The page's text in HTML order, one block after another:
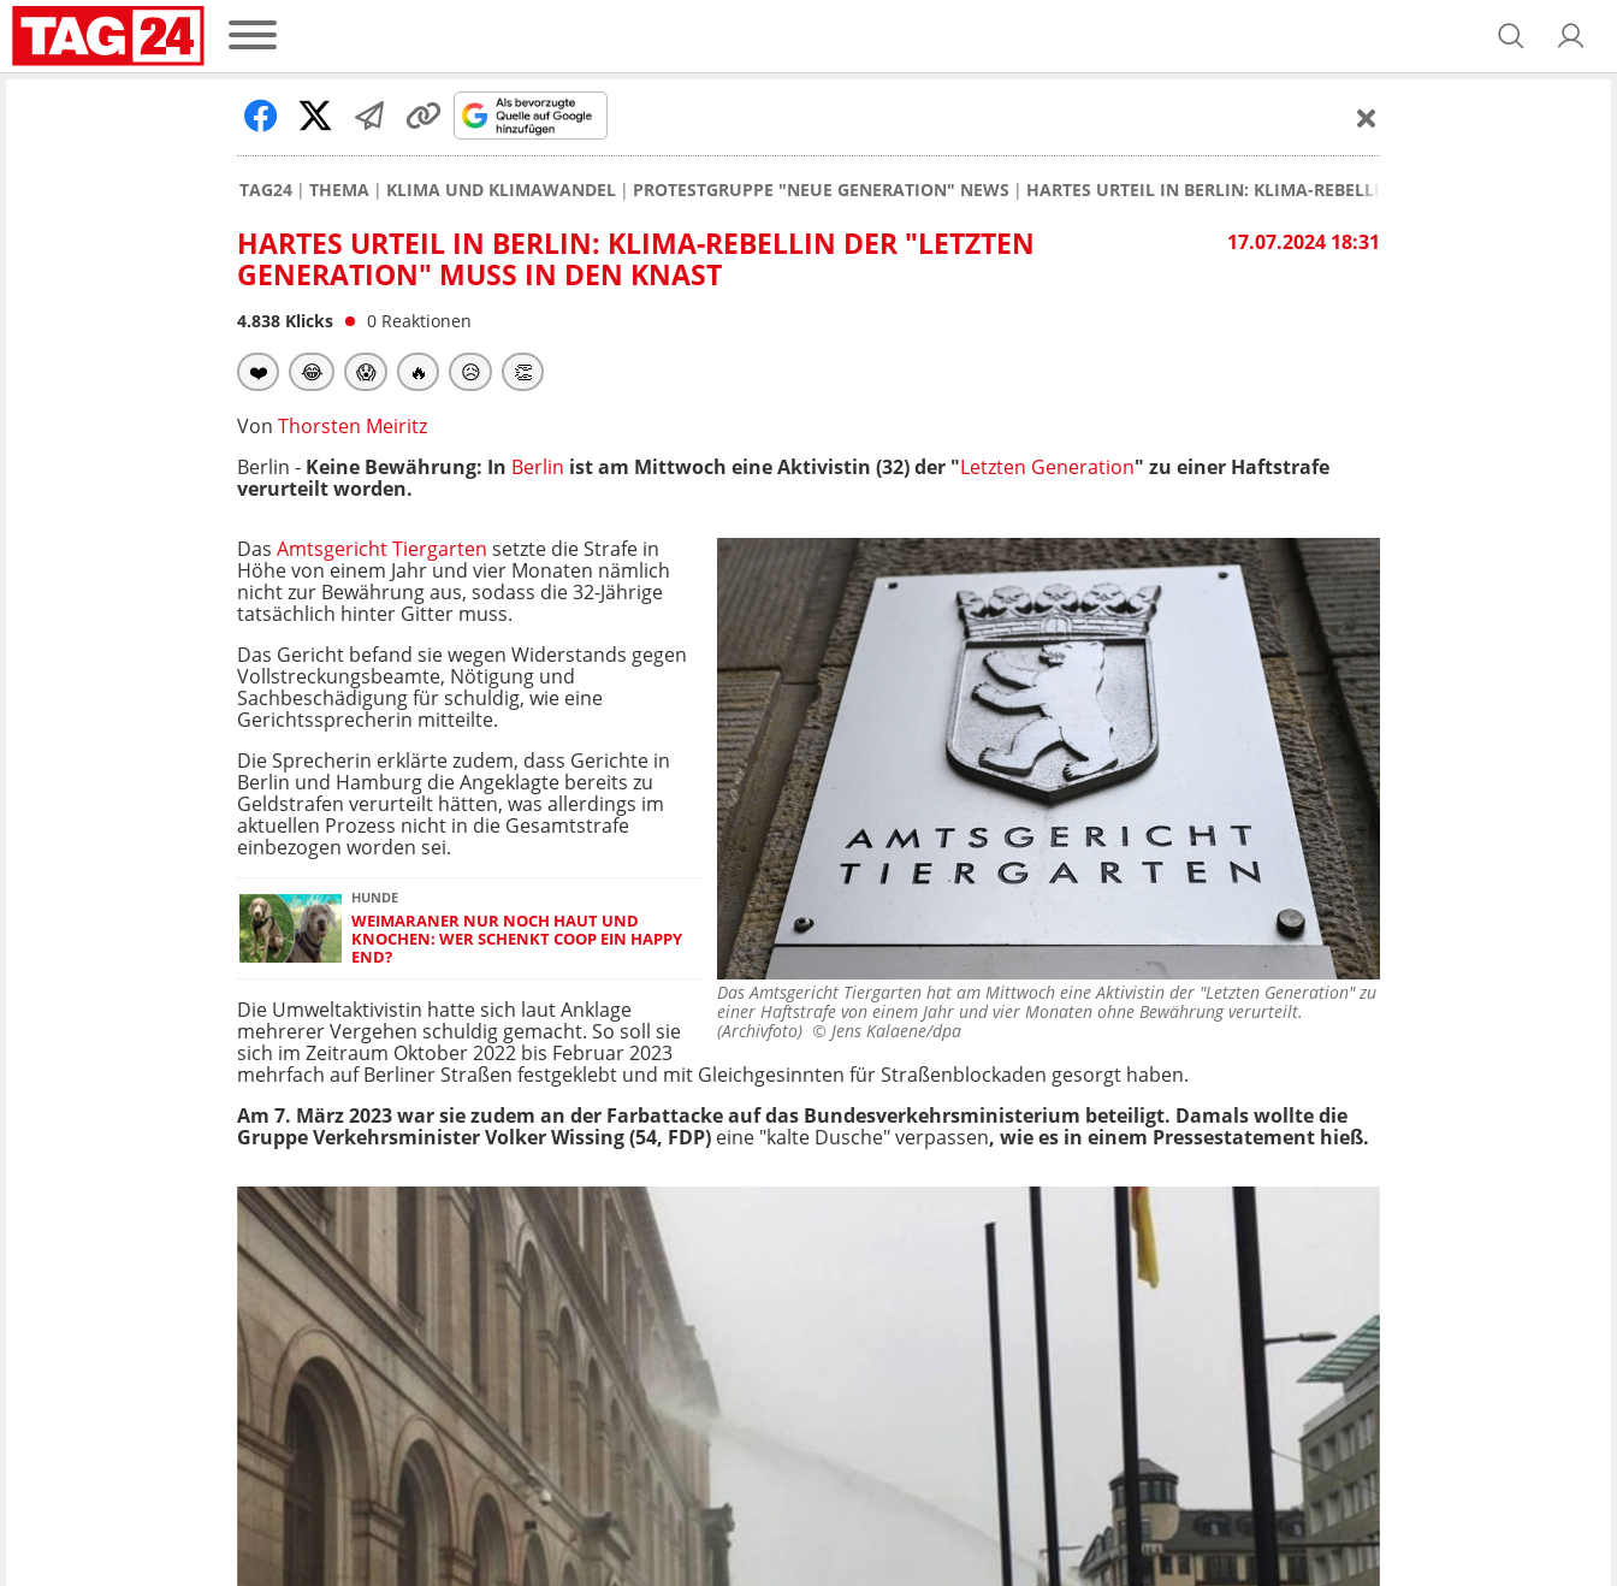
TAG24 THEMA KLIMA UND KLIMAWANDEL PROTESTGRUPPE "NEUE GENERATION" NEWS HARTES URTEIL IN BERLIN: KLIMA-REBELLIN DER "LETZTEN
17.07.2024 18:31
HARTES URTEIL IN BERLIN: KLIMA-REBELLIN DER "LETZTEN
GENERATION" MUSS IN DEN KNAST
4.838 Klicks 0 Reaktionen
❤️ 😂 😱 🔥 😥 👏
Von Thorsten Meiritz
Berlin - Keine Bewährung: In Berlin ist am Mittwoch eine Aktivistin (32) der "Letzten Generation" zu einer Haftstrafe
verurteilt worden.
Das Amtsgericht Tiergarten hat am Mittwoch eine Aktivistin der "Letzten Generation" zu
einer Haftstrafe von einem Jahr und vier Monaten ohne Bewährung verurteilt.
(Archivfoto) © Jens Kalaene/dpa
Das Amtsgericht Tiergarten setzte die Strafe in
Höhe von einem Jahr und vier Monaten nämlich
nicht zur Bewährung aus, sodass die 32-Jährige
tatsächlich hinter Gitter muss.
Das Gericht befand sie wegen Widerstands gegen
Vollstreckungsbeamte, Nötigung und
Sachbeschädigung für schuldig, wie eine
Gerichtssprecherin mitteilte.
Die Sprecherin erklärte zudem, dass Gerichte in
Berlin und Hamburg die Angeklagte bereits zu
Geldstrafen verurteilt hätten, was allerdings im
aktuellen Prozess nicht in die Gesamtstrafe
einbezogen worden sei.
HUNDE
WEIMARANER NUR NOCH HAUT UND
KNOCHEN: WER SCHENKT COOP EIN HAPPY
END?
Die Umweltaktivistin hatte sich laut Anklage
mehrerer Vergehen schuldig gemacht. So soll sie
sich im Zeitraum Oktober 2022 bis Februar 2023
mehrfach auf Berliner Straßen festgeklebt und mit Gleichgesinnten für Straßenblockaden gesorgt haben.
Am 7. März 2023 war sie zudem an der Farbattacke auf das Bundesverkehrsministerium beteiligt. Damals wollte die
Gruppe Verkehrsminister Volker Wissing (54, FDP) eine "kalte Dusche" verpassen, wie es in einem Pressestatement hieß.